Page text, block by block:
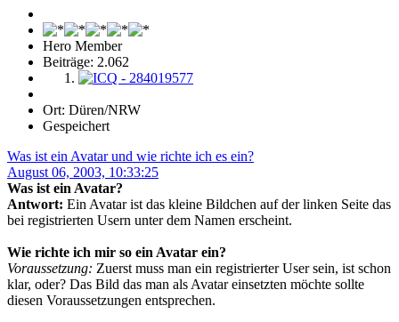
Hero Member
Beiträge: 2.062
Ort: Düren/NRW
Gespeichert
Was ist ein Avatar und wie richte ich es ein?
August 06, 2003, 10:33:25
Was ist ein Avatar?
Antwort: Ein Avatar ist das kleine Bildchen auf der linken Seite das
bei registrierten Usern unter dem Namen erscheint.
Wie richte ich mir so ein Avatar ein?
Voraussetzung: Zuerst muss man ein registrierter User sein, ist schon
klar, oder? Das Bild das man als Avatar einsetzten möchte sollte
diesen Voraussetzungen entsprechen.